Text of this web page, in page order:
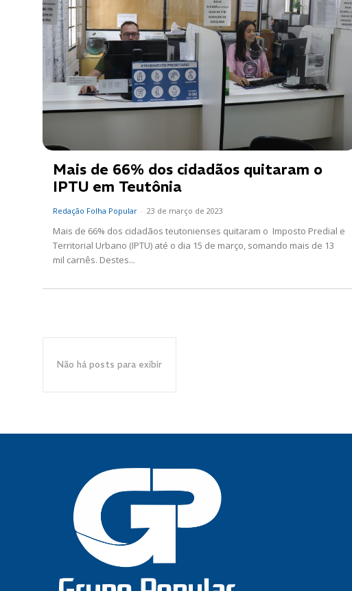
Mais de 66% dos cidadãos quitaram o
IPTU em Teutônia
Redação Folha Popular - 23 de março de 2023
Mais de 66% dos cidadãos teutonienses quitaram o Imposto Predial e
Territorial Urbano (IPTU) até o dia 15 de março, somando mais de 13
mil carnês. Destes...
Não há posts para exibir